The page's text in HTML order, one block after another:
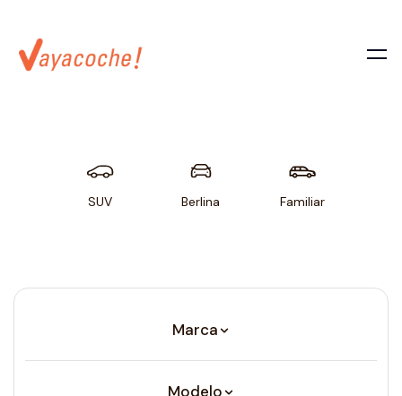
SUV Berlina Familiar
Marca
Modelo